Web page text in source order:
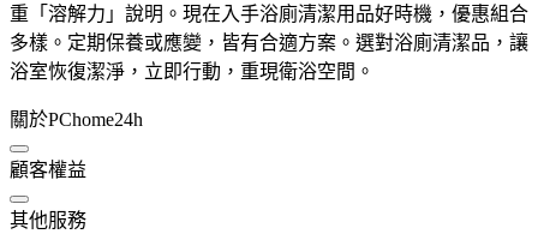
重「溶解力」說明。現在入手浴廁清潔用品好時機，優惠組合
多樣。定期保養或應變，皆有合適方案。選對浴廁清潔品，讓
浴室恢復潔淨，立即行動，重現衛浴空間。
關於PChome24h
顧客權益
其他服務